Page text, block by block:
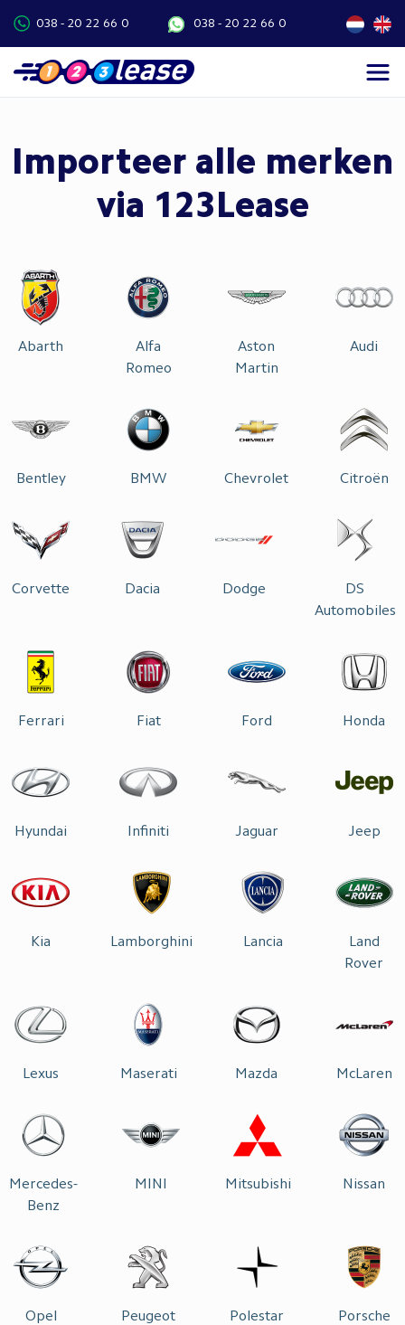
038 - 20 22 66 0 038 - 20 22 66 0
Importeer alle merken
via 123Lease
Abarth
Alfa
Romeo
Aston
Martin
Audi
Bentley BMW Chevrolet Citroën
Corvette Dacia Dodge
DS
Automobiles
Ferrari Fiat Ford Honda
Hyundai Infiniti Jaguar Jeep
Kia Lamborghini Lancia
Land
Rover
Lexus Maserati Mazda McLaren
Mercedes-
Benz
MINI Mitsubishi Nissan
Opel Peugeot Polestar Porsche